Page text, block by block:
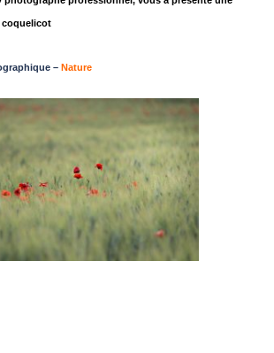
coquelicot
– Nature